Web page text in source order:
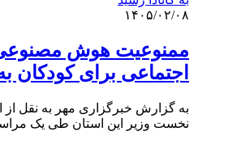
۱۴۰۵/۰۲/۰۸
ممنوعیت هوش
اجتماعی برای کودکان
به گزارش خبرگزاری مهر به نقل از
نخست وزیر این استان طی یک